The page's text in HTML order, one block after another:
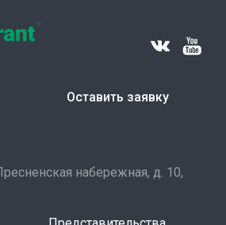
Оставить заявку
набережная, д. 10,